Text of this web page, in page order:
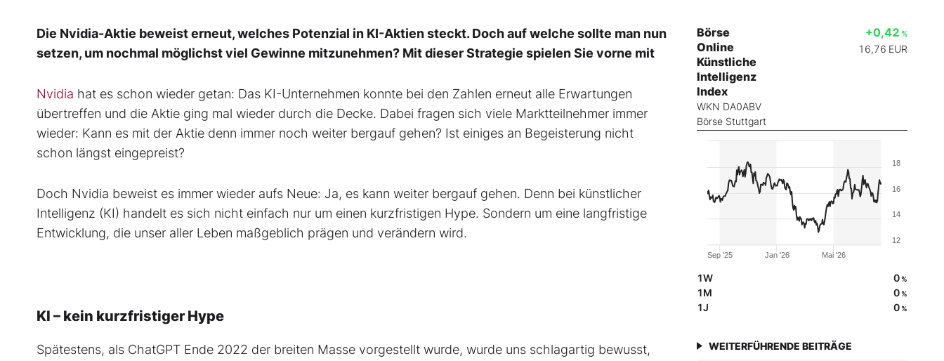
Die Nvidia-Aktie beweist erneut, welches Potenzial in KI-Aktien steckt. Doch auf welche sollte man nun
setzen, um nochmal möglichst viel Gewinne mitzunehmen? Mit dieser Strategie spielen Sie vorne mit
Nvidia hat es schon wieder getan: Das KI-Unternehmen konnte bei den Zahlen erneut alle Erwartungen
übertreffen und die Aktie ging mal wieder durch die Decke. Dabei fragen sich viele Marktteilnehmer immer
wieder: Kann es mit der Aktie denn immer noch weiter bergauf gehen? Ist einiges an Begeisterung nicht
schon längst eingepreist?
Doch Nvidia beweist es immer wieder aufs Neue: Ja, es kann weiter bergauf gehen. Denn bei künstlicher
Intelligenz (KI) handelt es sich nicht einfach nur um einen kurzfristigen Hype. Sondern um eine langfristige
Entwicklung, die unser aller Leben maßgeblich prägen und verändern wird.
KI – kein kurzfristiger Hype
Spätestens, als ChatGPT Ende 2022 der breiten Masse vorgestellt wurde, wurde uns schlagartig bewusst,
Börse
Online
Künstliche
Intelligenz
Index
WKN DA0ABV
Börse Stuttgart
+0,42 %
16,76 EUR
Jan '26
Sep '25 Mai '26
12
14
16
18
1W 0%
1M 0%
1J 0%
WEITERFÜHRENDE BEITRÄGE